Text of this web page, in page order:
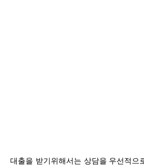
대출을 받기위해서는 상담을 우선적으